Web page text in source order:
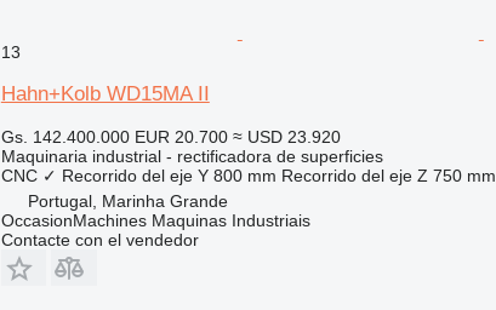
13
Hahn+Kolb WD15MA II
Gs. 142.400.000 EUR 20.700 ≈ USD 23.920
Maquinaria industrial - rectificadora de superficies
CNC ✓ Recorrido del eje Y 800 mm Recorrido del eje Z 750 mm
Portugal, Marinha Grande
OccasionMachines Maquinas Industriais
Contacte con el vendedor